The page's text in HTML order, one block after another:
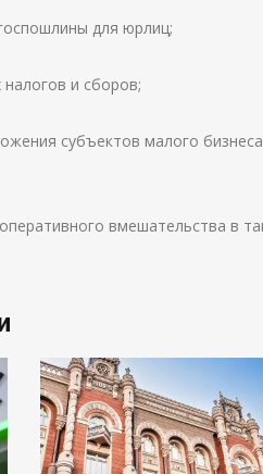
для юрлиц;
и сборов;
субъектов малого
вмешательства в